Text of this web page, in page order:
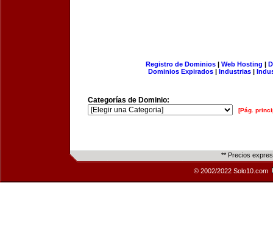
Registro de Dominios| Web Hosting |
Dominios Expirados | Industrias |
Categorías de Dominio:
[Pág.
** Precios
© 2002/2022 Solo10.com